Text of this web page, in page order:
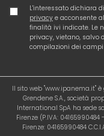
L'interessato dichiara
privacy e acconsente
finalità ivi indicate. Le
privacy, vietano, salvo
compilazioni dei
Il sito web "www.ipanema.it"
Grendene S.A., società
International SpA ha sede
Firenze (P.IVA:
Firenze: 04165990484